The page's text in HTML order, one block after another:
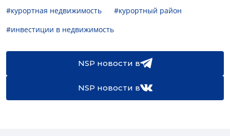
#курортная недвижимость
#курортный район
#инвестиции в недвижимость
NSP новости в
NSP новости в